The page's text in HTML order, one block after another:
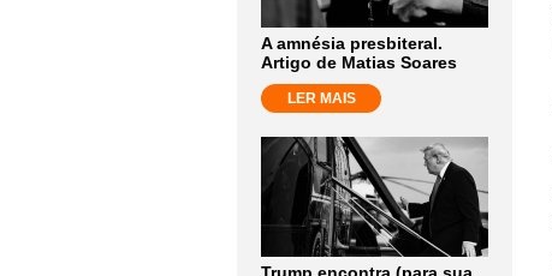
A amnésia presbiteral.
Artigo de Matias Soares
LER MAIS